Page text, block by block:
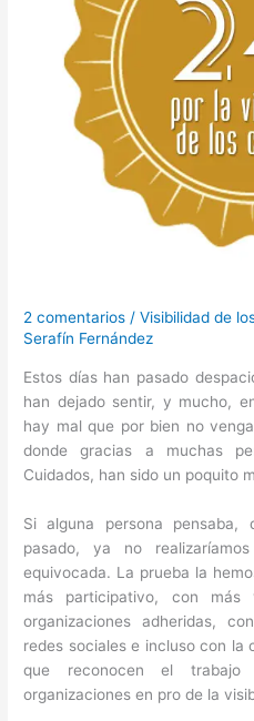
2 comentarios /Visibilidad de
Serafín Fernández
Estos días han pasado
han dejado sentir, y mucho,
hay mal que por bien no
donde gracias a muchas
Cuidados, han sido un poquito
Si alguna persona
pasado, ya no
equivocada. La prueba la
más participativo, con
organizaciones adheridas,
redes sociales e incluso con la
que reconocen el trabajo
organizaciones en pro de la